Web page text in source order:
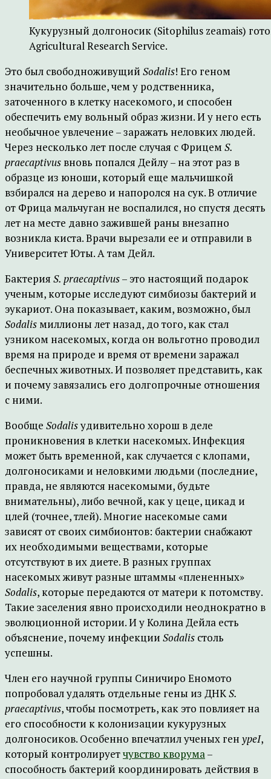
Кукурузный долгоносик (Sitophilus zeamais)
Agricultural Research Service.
Это был свободноживущий Sodalis! Его геном
значительно больше, чем у родственника,
заточенного в клетку насекомого, и способен
обеспечить ему вольный образ жизни. И у него есть
необычное увлечение – заражать неловких людей.
Через несколько лет после случая с ФрицемS.
praecaptivus вновь попался Дейлу – на этот раз в
образце из юноши, который еще мальчишкой
взбирался на дерево и напоролся на сук. В отличие
от Фрица мальчуган не воспалился, но спустя десять
лет на месте давно зажившей раны внезапно
возникла киста. Врачи вырезали ее и отправили в
Университет Юты. А там Дейл.
Бактерия S. praecaptivus– это настоящий подарок
ученым, которые исследуют симбиозы бактерий и
эукариот. Она показывает, каким, возможно, был
Sodalis миллионы лет назад, до того, как стал
узником насекомых, когда он вольготно проводил
время на природе и время от времени заражал
беспечных животных. И позволяет представить, как
и почему завязались его долгопрочные отношения
с ними.
Вообще Sodalisудивительно хорош в деле
проникновения в клетки насекомых. Инфекция
может быть временной, как случается с клопами,
долгоносиками и неловкими людьми (последние,
правда, не являются насекомыми, будьте
внимательны), либо вечной, как у цеце, цикад и
цлей (точнее, тлей). Многие насекомые сами
зависят от своих симбионтов: бактерии снабжают
их необходимыми веществами, которые
отсутствуют в их диете. В разных группах
насекомых живут разные штаммы «плененных»
Sodalis, которые передаются от матери к потомству.
Такие заселения явно происходили неоднократно в
эволюционной истории. И у Колина Дейла есть
объяснение, почему инфекции Sodalis столь
успешны.
Член его научной группы Синичиро Еномото
попробовал удалять отдельные гены из ДНКS.
praecaptivus, чтобы посмотреть, как это повлияет на
его способности к колонизации кукурузных
долгоносиков. Особенно впечатлил ученых ген ypeI,
который контролируетчувство кворума–
способность бактерий координировать действия в